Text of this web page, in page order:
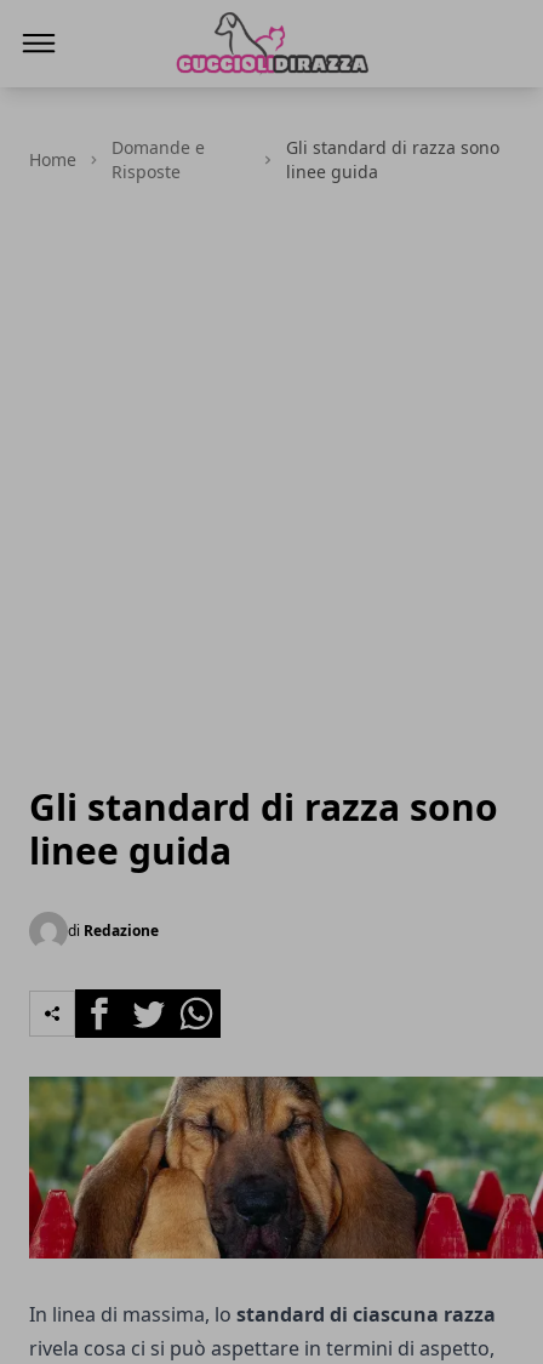
Home
Domande e
Risposte
Gli standard di razza sono
linee guida
Gli standard di razza sono
linee guida
di Redazione
FacebookTwitterWhatsapp
In linea di massima, lo standard di ciascuna razza
rivela cosa ci si può aspettare in termini di aspetto,